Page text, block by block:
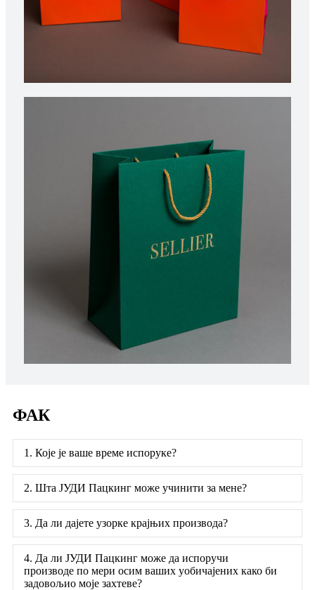
ФАК
1. Које је ваше време испоруке?
2. Шта ЈУДИ Пацкинг може учинити за мене?
3. Да ли дајете узорке крајњих производа?
4. Да ли ЈУДИ Пацкинг може да испоручи
производе по мери осим ваших уобичајених како би
задовољио моје захтеве?